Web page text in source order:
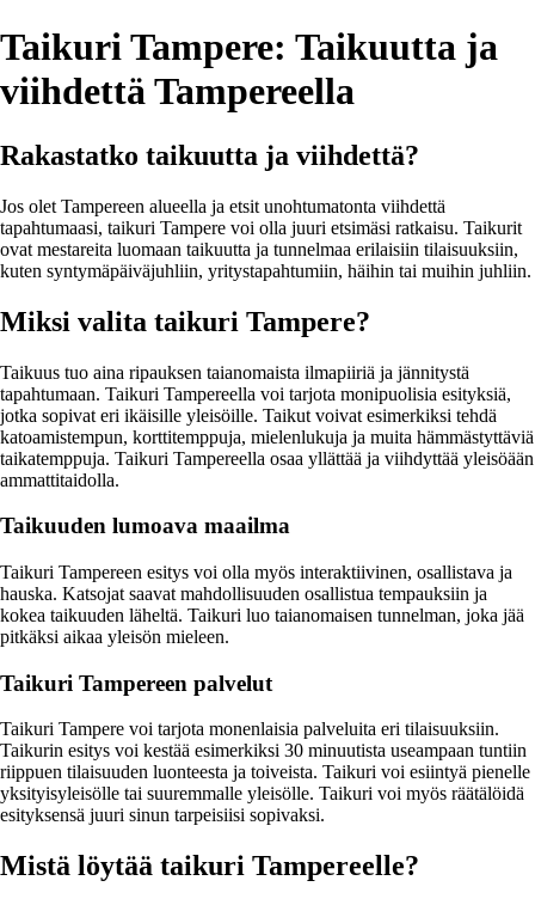
Taikuri Tampere: Taikuutta ja
viihdettä Tampereella
Rakastatko taikuutta ja viihdettä?
Jos olet Tampereen alueella ja etsit unohtumatonta viihdettä
tapahtumaasi, taikuri Tampere voi olla juuri etsimäsi ratkaisu. Taikurit
ovat mestareita luomaan taikuutta ja tunnelmaa erilaisiin tilaisuuksiin,
kuten syntymäpäiväjuhliin, yritystapahtumiin, häihin tai muihin juhliin.
Miksi valita taikuri Tampere?
Taikuus tuo aina ripauksen taianomaista ilmapiiriä ja jännitystä
tapahtumaan. Taikuri Tampereella voi tarjota monipuolisia esityksiä,
jotka sopivat eri ikäisille yleisöille. Taikut voivat esimerkiksi tehdä
katoamistempun, korttitemppuja, mielenlukuja ja muita hämmästyttäviä
taikatemppuja. Taikuri Tampereella osaa yllättää ja viihdyttää yleisöään
ammattitaidolla.
Taikuuden lumoava maailma
Taikuri Tampereen esitys voi olla myös interaktiivinen, osallistava ja
hauska. Katsojat saavat mahdollisuuden osallistua tempauksiin ja
kokea taikuuden läheltä. Taikuri luo taianomaisen tunnelman, joka jää
pitkäksi aikaa yleisön mieleen.
Taikuri Tampereen palvelut
Taikuri Tampere voi tarjota monenlaisia palveluita eri tilaisuuksiin.
Taikurin esitys voi kestää esimerkiksi 30 minuutista useampaan tuntiin
riippuen tilaisuuden luonteesta ja toiveista. Taikuri voi esiintyä pienelle
yksityisyleisölle tai suuremmalle yleisölle. Taikuri voi myös räätälöidä
esityksensä juuri sinun tarpeisiisi sopivaksi.
Mistä löytää taikuri Tampereelle?